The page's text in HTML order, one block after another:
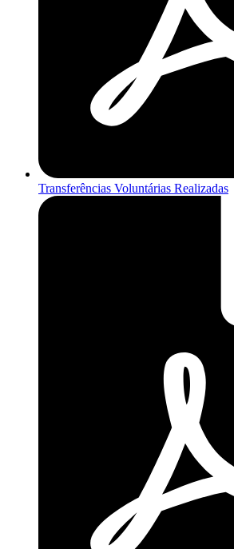
Transferências Voluntárias Realizadas